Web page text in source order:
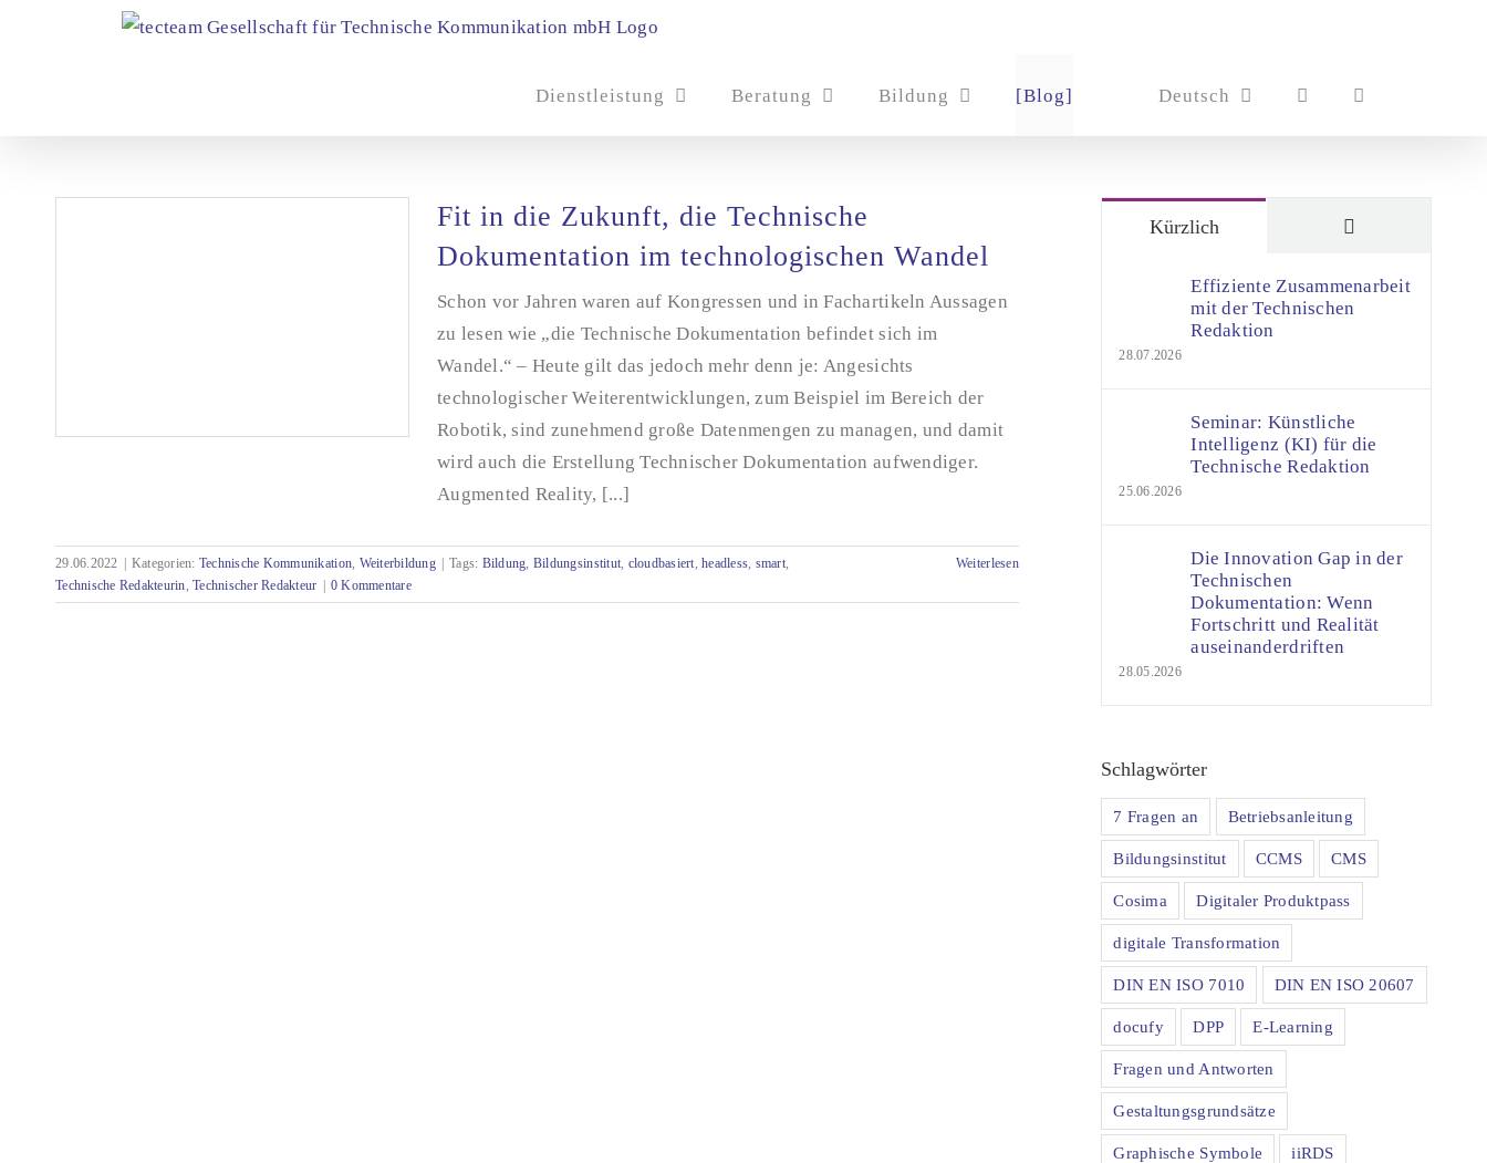
Dienstleistung Beratung Bildung [Blog] Deutsch
Fit in die Zukunft, die Technische
Dokumentation im technologischen Wandel
Fit in die Zukunft, die Technische
Dokumentation im technologischen Wandel
Schon vor Jahren waren auf Kongressen und in Fachartikeln Aussagen
zu lesen wie „die Technische Dokumentation befindet sich im
Wandel.“ – Heute gilt das jedoch mehr denn je: Angesichts
technologischer Weiterentwicklungen, zum Beispiel im Bereich der
Robotik, sind zunehmend große Datenmengen zu managen, und damit
wird auch die Erstellung Technischer Dokumentation aufwendiger.
Augmented Reality, [...]
29.06.2022 Kategorien: Technische Kommunikation, Weiterbildung Tags: Bildung, Bildungsinstitut, cloudbasiert,headless, smart,
Technische Redakteurin,Technischer Redakteur 0 Kommentare
Weiterlesen
Kürzlich
Effiziente Zusammenarbeit
mit der Technischen
Redaktion
28.07.2026
Seminar: Künstliche
Intelligenz (KI) für die
Technische Redaktion
25.06.2026
Die Innovation Gap in der
Technischen
Dokumentation: Wenn
Fortschritt und Realität
auseinanderdriften
28.05.2026
Schlagwörter
7 Fragen an Betriebsanleitung
Bildungsinstitut CCMS CMS
Cosima Digitaler Produktpass
digitale Transformation
DIN EN ISO 7010 DIN EN ISO 20607
docufy DPP E-Learning
Fragen und Antworten
Gestaltungsgrundsätze
Graphische Symbole iiRDS